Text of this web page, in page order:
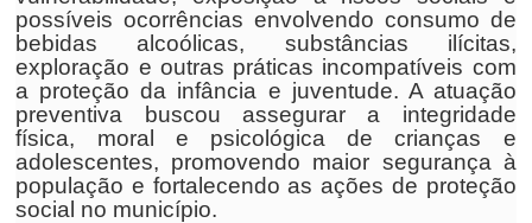
possíveis ocorrências envolvendo consumo de
bebidas alcoólicas, substâncias ilícitas,
exploração e outras práticas incompatíveis com
a proteção da infância e juventude. A atuação
preventiva buscou assegurar a integridade
física, moral e psicológica de crianças e
adolescentes, promovendo maior segurança à
população e fortalecendo as ações de proteção
social no município.